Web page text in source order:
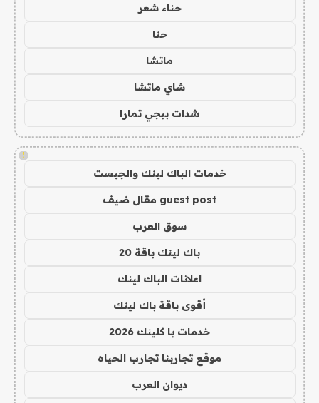
حناء شعر
حنا
ماتشا
شاي ماتشا
شدات ببجي تمارا
!
خدمات الباك لينك والجيست
guest post مقال ضيف
سوق العرب
باك لينك باقة 20
اعلانات الباك لينك
أقوى باقة باك لينك
خدمات با كلينك 2026
موقع تجاربنا تجارب الحياه
ديوان العرب